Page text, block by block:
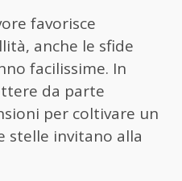
favorisce
anche le sfide
facilissime. In
da parte
per coltivare un
stelle invitano alla